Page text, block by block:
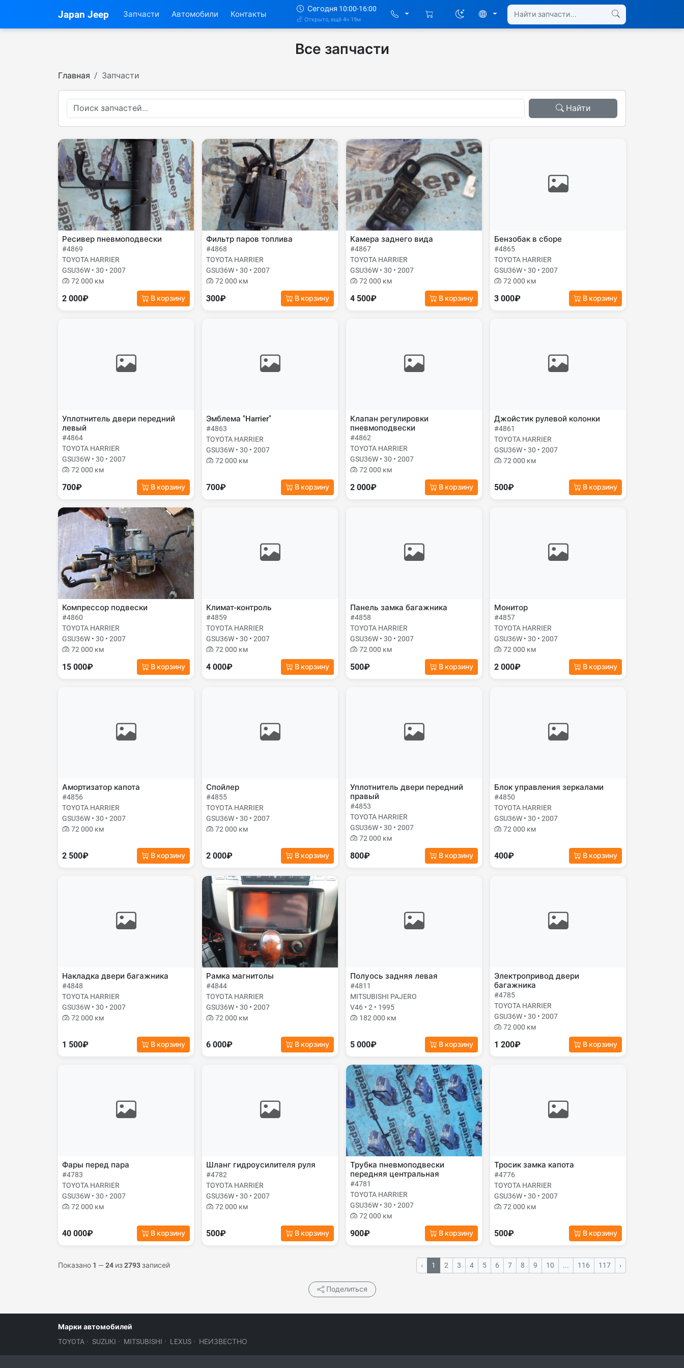
Japan Jeep Запчасти Автомобили Контакты
Сегодня 10:00-16:00
Открыто, ещё 4ч 19м
Все запчасти
Главная Запчасти
Найти
Ресивер пневмоподвески
#4869
TOYOTA HARRIER
GSU36W • 30 • 2007
72 000 км
2 000₽ В корзину
Фильтр паров топлива
#4868
TOYOTA HARRIER
GSU36W • 30 • 2007
72 000 км
300₽ В корзину
Камера заднего вида
#4867
TOYOTA HARRIER
GSU36W • 30 • 2007
72 000 км
4 500₽ В корзину
Бензобак в сборе
#4865
TOYOTA HARRIER
GSU36W • 30 • 2007
72 000 км
3 000₽ В корзину
Уплотнитель двери передний
левый
#4864
TOYOTA HARRIER
GSU36W • 30 • 2007
72 000 км
700₽ В корзину
Эмблема "Harrier"
#4863
TOYOTA HARRIER
GSU36W • 30 • 2007
72 000 км
700₽ В корзину
Клапан регулировки
пневмоподвески
#4862
TOYOTA HARRIER
GSU36W • 30 • 2007
72 000 км
2 000₽ В корзину
Джойстик рулевой колонки
#4861
TOYOTA HARRIER
GSU36W • 30 • 2007
72 000 км
500₽ В корзину
Компрессор подвески
#4860
TOYOTA HARRIER
GSU36W • 30 • 2007
72 000 км
15 000₽ В корзину
Климат-контроль
#4859
TOYOTA HARRIER
GSU36W • 30 • 2007
72 000 км
4 000₽ В корзину
Панель замка багажника
#4858
TOYOTA HARRIER
GSU36W • 30 • 2007
72 000 км
500₽ В корзину
Монитор
#4857
TOYOTA HARRIER
GSU36W • 30 • 2007
72 000 км
2 000₽ В корзину
Амортизатор капота
#4856
TOYOTA HARRIER
GSU36W • 30 • 2007
72 000 км
2 500₽ В корзину
Спойлер
#4855
TOYOTA HARRIER
GSU36W • 30 • 2007
72 000 км
2 000₽ В корзину
Уплотнитель двери передний
правый
#4853
TOYOTA HARRIER
GSU36W • 30 • 2007
72 000 км
800₽ В корзину
Блок управления зеркалами
#4850
TOYOTA HARRIER
GSU36W • 30 • 2007
72 000 км
400₽ В корзину
Накладка двери багажника
#4848
TOYOTA HARRIER
GSU36W • 30 • 2007
72 000 км
1 500₽ В корзину
Рамка магнитолы
#4844
TOYOTA HARRIER
GSU36W • 30 • 2007
72 000 км
6 000₽ В корзину
Полуось задняя левая
#4811
MITSUBISHI PAJERO
V46 • 2 • 1995
182 000 км
5 000₽ В корзину
Электропривод двери
багажника
#4785
TOYOTA HARRIER
GSU36W • 30 • 2007
72 000 км
1 200₽ В корзину
Фары перед пара
#4783
TOYOTA HARRIER
GSU36W • 30 • 2007
72 000 км
40 000₽ В корзину
Шланг гидроусилителя руля
#4782
TOYOTA HARRIER
GSU36W • 30 • 2007
72 000 км
500₽ В корзину
Трубка пневмоподвески
передняя центральная
#4781
TOYOTA HARRIER
GSU36W • 30 • 2007
72 000 км
900₽ В корзину
Тросик замка капота
#4776
TOYOTA HARRIER
GSU36W • 30 • 2007
72 000 км
500₽ В корзину
Показано 1 — 24 из2793записей ‹ 1 2 3 4 5 6 7 8 9 10 ... 116 117 ›
Поделиться
Марки автомобилей
TOYOTA · SUZUKI · MITSUBISHI · LEXUS · НЕИЗВЕСТНО